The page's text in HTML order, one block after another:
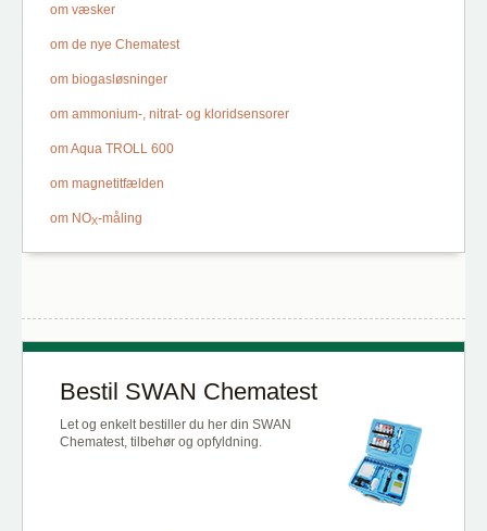
om væsker
om de nye Chematest
om biogasløsninger
om ammonium-, nitrat- og kloridsensorer
om Aqua TROLL 600
om magnetitfælden
om NOX-måling
Bestil SWAN Chematest
Let og enkelt bestiller du her din SWAN
Chematest, tilbehør og opfyldning.